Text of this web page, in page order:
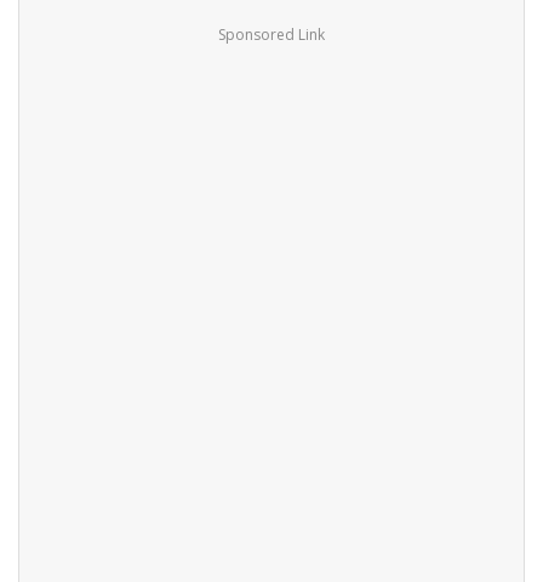
Sponsored Link